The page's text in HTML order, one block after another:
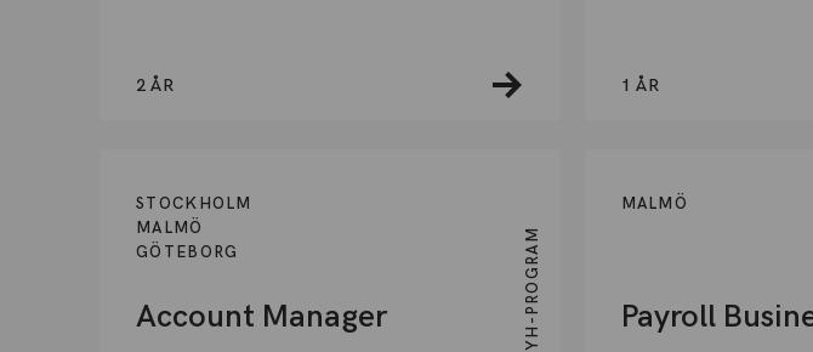
2 ÅR 1 ÅR
STOCKHOLM
MALMÖ
GÖTEBORG
Account Manager YH-PROGRAM
MALMÖ
Payroll